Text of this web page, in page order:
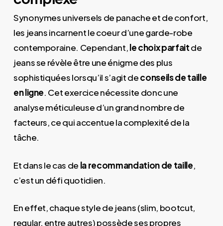
Synonymes universels de panache et de confort,
les jeans incarnent le coeur d’une garde-robe
contemporaine. Cependant,le choix parfaitde
jeans se révèle être une énigme des plus
sophistiquées lorsqu’il s’agit deconseils de taille
en ligne. Cet exercice nécessite donc une
analyse méticuleuse d’un grand nombre de
facteurs, ce qui accentue la complexité de la
tâche.
Et dans le cas de la recommandation de taille,
c’est un défi quotidien.
En effet, chaque style de jeans (slim, bootcut,
regular, entre autres) possède ses propres